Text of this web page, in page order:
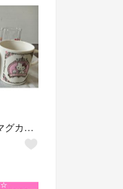
Charmmy Kitty マグカップ グラス セット